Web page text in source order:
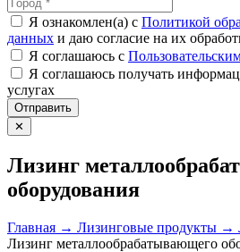
Я ознакомлен(а) с Политикой
данных и даю согласие на их
Я соглашаюсь c
Я соглашаюсь получать
услугах
Отправить
✕
Лизинг
оборудования
Главная → Лизинговые продукты →
Лизинг металлообрабатывающего